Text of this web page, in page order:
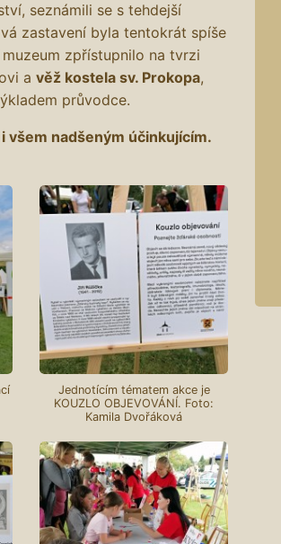
seznámili se s tehdejší
zastavení byla tentokrát spíše
zpřístupnilo na tvrzi
a věž kostela sv. Prokopa,
průvodce.
všem nadšeným účinkujícím.
Jednotícím tématem akce je
KOUZLO OBJEVOVÁNÍ. Foto:
Kamila Dvořáková